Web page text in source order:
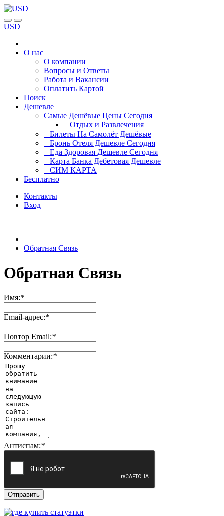
USD
О нас
О компании
Вопросы и Ответы
Работа и Вакансии
Оплатить Картой
Поиск
Дешевле
Самые Дешёвые Цены Сегодня
Отдых и Развлечения
Билеты На Самолёт Дешёвые
Бронь Отеля Дешевле Сегодня
Еда Здоровая Дешевле Сегодня
Карта Банка Дебетовая Дешевле
СИМ КАРТА
Бесплатно
Контакты
Вход
Обратная Связь
Обратная Связь
Имя:*
Email-адрес:*
Повтор Email:*
Комментарии:*
Антиспам:*
Отправить